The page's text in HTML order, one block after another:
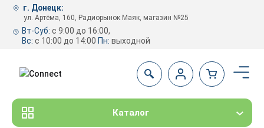
г. Донецк:
ул. Артёма, 160, Радиорынок Маяк, магазин №25
Вт-Суб: с 9:00 до 16:00,
Вс: с 10:00 до 14:00 Пн: выходной
Каталог